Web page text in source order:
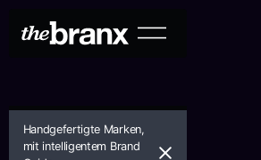
Handgefertigte Marken,
mit intelligentem Brand